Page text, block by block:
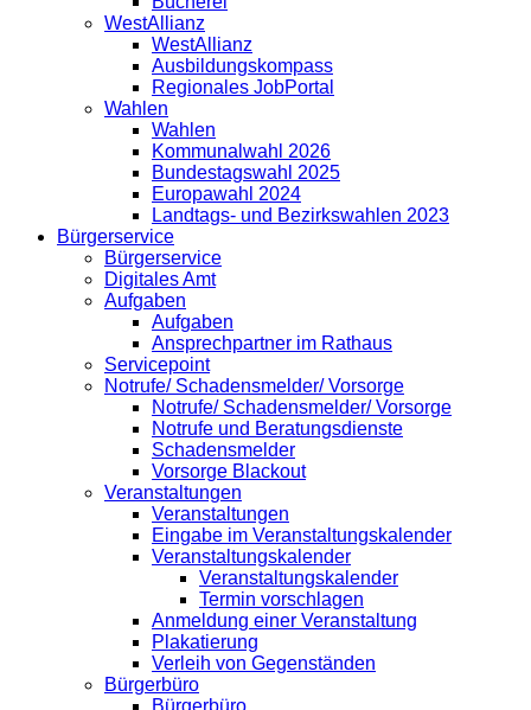
WestAllianz
WestAllianz
Ausbildungskompass
Regionales JobPortal
Wahlen
Wahlen
Kommunalwahl 2026
Bundestagswahl 2025
Europawahl 2024
Landtags- und Bezirkswahlen 2023
Bürgerservice
Bürgerservice
Digitales Amt
Aufgaben
Aufgaben
Ansprechpartner im Rathaus
Servicepoint
Notrufe/ Schadensmelder/ Vorsorge
Notrufe/ Schadensmelder/ Vorsorge
Notrufe und Beratungsdienste
Schadensmelder
Vorsorge Blackout
Veranstaltungen
Veranstaltungen
Eingabe im Veranstaltungskalender
Veranstaltungskalender
Veranstaltungskalender
Termin vorschlagen
Anmeldung einer Veranstaltung
Plakatierung
Verleih von Gegenständen
Bürgerbüro
Bürgerbüro